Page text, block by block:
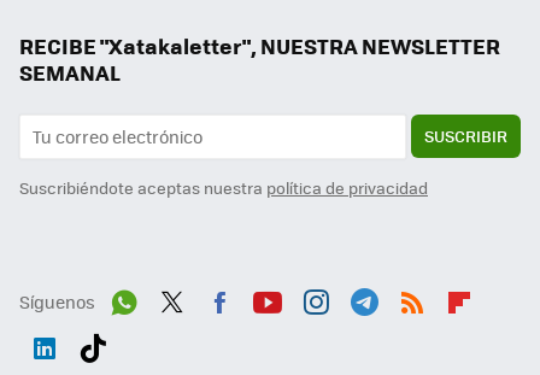
RECIBE "Xatakaletter", NUESTRA NEWSLETTER
SEMANAL
SUSCRIBIR
Suscribiéndote aceptas nuestra política de privacidad
Síguenos